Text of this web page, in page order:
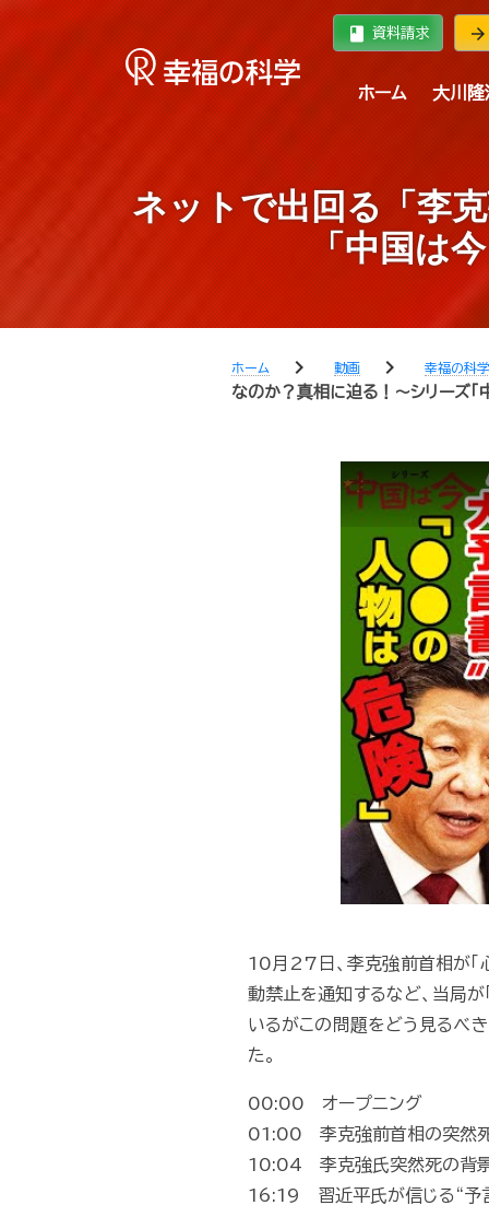
book 資料請求 arrow_forward
ホーム 大川隆
ネットで出回る「李
「中国は
ホーム chevron_right 動画 chevron_right 幸福の科
なのか？真相に迫る！～シリーズ「中
10月27日、李克強前首相が「
動禁止を通知するなど、当局
いるがこの問題をどう見るべ
た。
00:00 オープニング
01:00 李克強前首相の突然
10:04 李克強氏突然死の背
16:19 習近平氏が信じる“予